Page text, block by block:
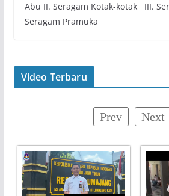
Abu II. Seragam Kotak-kotak III.
Seragam Pramuka
Video Terbaru
Prev Next